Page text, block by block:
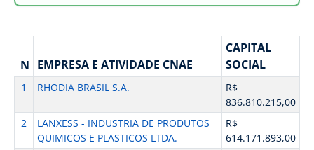
N EMPRESA E ATIVIDADE CNAE
CAPITAL
SOCIAL
1 RHODIA BRASIL S.A.
R$
836.810.215,00
2
LANXESS - INDUSTRIA DE PRODUTOS
QUIMICOS E PLASTICOS LTDA.
R$
614.171.893,00